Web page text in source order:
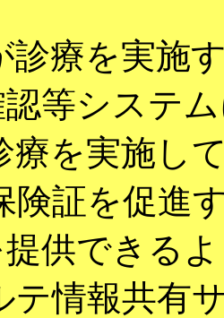
診療を実施
等システ
療を実施し
険証を促進
供できる
テ情報共有